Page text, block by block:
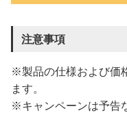
注意事項
※製品の仕様および価
ます。
※キャンペーンは予告